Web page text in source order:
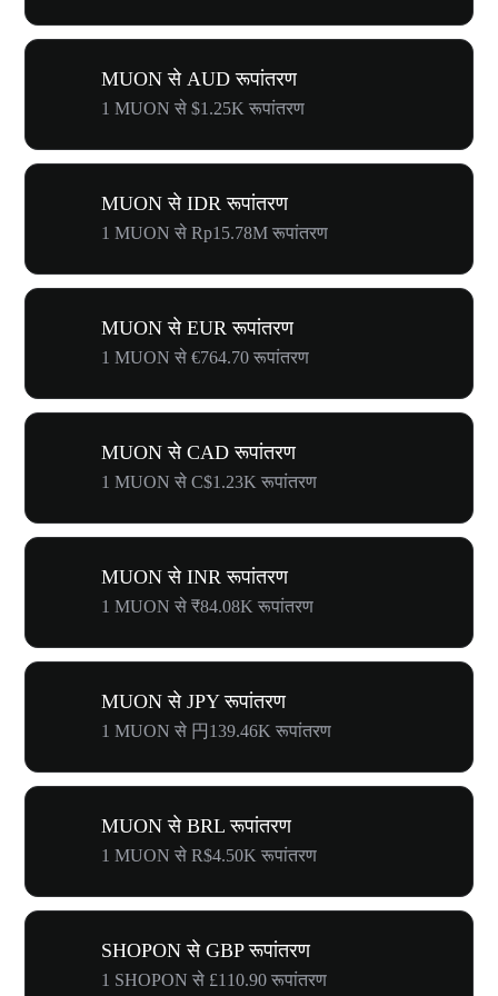
MUON से AUD रूपांतरण
1 MUON से $1.25K रूपांतरण
MUON से IDR रूपांतरण
1 MUON से Rp15.78M रूपांतरण
MUON से EUR रूपांतरण
1 MUON से €764.70 रूपांतरण
MUON से CAD रूपांतरण
1 MUON से C$1.23K रूपांतरण
MUON से INR रूपांतरण
1 MUON से ₹84.08K रूपांतरण
MUON से JPY रूपांतरण
1 MUON से 円139.46K रूपांतरण
MUON से BRL रूपांतरण
1 MUON से R$4.50K रूपांतरण
SHOPON से GBP रूपांतरण
1 SHOPON से £110.90 रूपांतरण